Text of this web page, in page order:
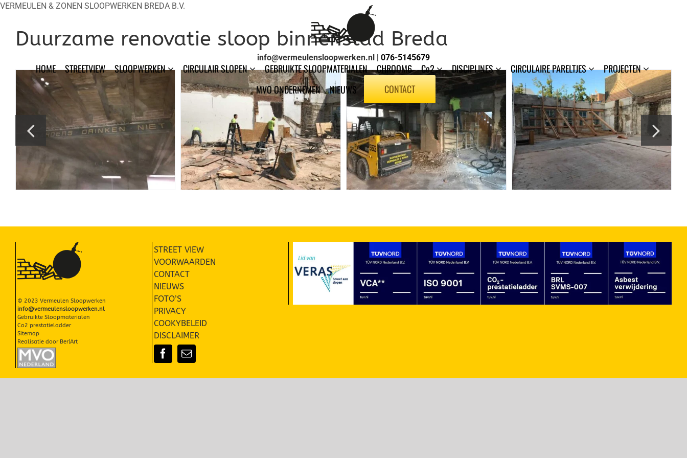
Ga
inhoud
info@vermeulensloopwerken.nl | 076-5145679
HOME STREETVIEW SLOOPWERKEN CIRCULAIR SLOPEN GEBRUIKTE SLOOPMATERIALEN CHROOM6 Co2 DISCIPLINES CIRCULAIRE PARELTJES
PROJECTEN
MVO ONDERNEMEN
NIEUWS CONTACT
VERMEULEN & ZONEN SLOOPWERKEN BREDA B.V.
Duurzame renovatie sloop binnenstad Breda
© 2023 Vermeulen Sloopwerken
info@vermeulensloopwerken.nl
Gebruikte Sloopmaterialen
Co2 prestatieladder
Sitemap
Realisatie door Ber|Art
STREET VIEW
VOORWAARDEN
CONTACT
NIEUWS
FOTO’S
PRIVACY
COOKYBELEID
DISCLAIMER